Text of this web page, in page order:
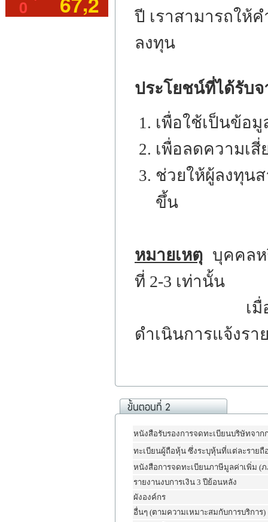
ปี เราสามารถให้
ลงทุน
ประโยชน์ที่ได้รับจ
เพื่อใช้เป็นข้อ
เพื่อลดความเ
ช่วยให้ผู้ลงทุน
ขึ้น
หมายเหตุ บุคคลห
ที่ 2-3 เท่านั้น
เมื่อทางเจ้า
ดำเนินการแจ้งร
หนังสือรับรองการจดทะเบียนบริษัทจา
ทะเบียนผู้ถือหุ้น ซึ่งระบุหุ้นที่แต่ละรายถื
หนังสือการจดทะเบียนภาษีมูลค่าเพิ่ม (ภ
รายงานงบการเงิน 3 ปีย้อนหลัง
ผังองค์กร
อื่นๆ (ตามความเหมาะสมกับการบริการ)